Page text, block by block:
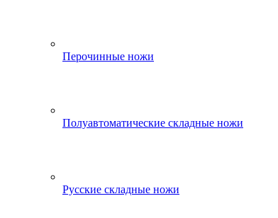
Перочинные ножи
Полуавтоматические складные ножи
Русские складные ножи